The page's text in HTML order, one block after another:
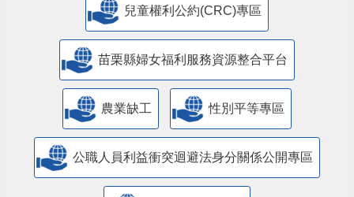
兒童權利公約(CRC)專區
苗栗縣婦女福利服務資源整合平台
農業缺工 性別平等專區
公職人員利益衝突迴避法身分關係公開專區